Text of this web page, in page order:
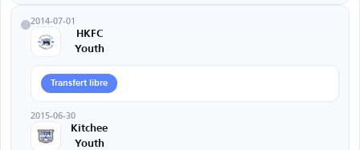
2014-07-01
HKFC
Youth
Transfert libre
2015-06-30
Kitchee
Youth